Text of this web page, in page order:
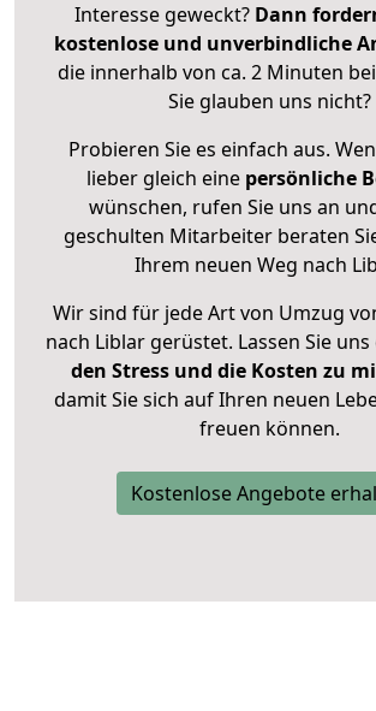
Interesse geweckt? Dann
kostenlose und unverbindliche
die innerhalb von ca. 2 Minuten
Sie glauben uns nicht?
Probieren Sie es einfach aus.
lieber gleich eine persönliche
wünschen, rufen Sie uns an
geschulten Mitarbeiter beraten
Ihrem neuen Weg nach
Wir sind für jede Art von Umzug
nach Liblar gerüstet. Lassen Sie
den Stress und die Kosten zu
damit Sie sich auf Ihren neuen
freuen können.
Kostenlose Angebote